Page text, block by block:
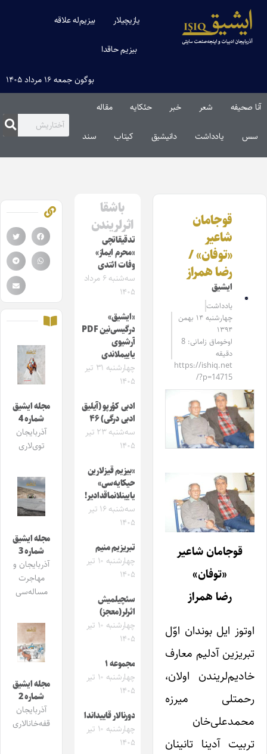
یازیچیلار بیزیم‌له علاقه
بیزیم حاقدا
بوگون جمعه ۱۶ مرداد ۱۴۰۵
آنا صحیفه شعر خبر حئکایه مقاله‌
سس یادداشت دانیشیق کیتاب سند
قوجامان
شاعیر
«توفان» /
رضا همراز
ایشیق
یادداشت
چهارشنبه ۱۴ بهمن
۱۳۹۴
اوخوماق زامانی: 8
دقیقه
https://ishiq.net
/?p=14715
قوجامان شاعیر
«توفان»
رضا همراز
اوتوز ایل بوندان اوّل
تبریزین آدلیم معارف
خادیم‌لریندن اولان،
رحمتلی میرزه
محمدعلی‌خان
تربیت آدینا تانینان
باشقا
اثرلریندن
تدقیقاتچی
«محرم ایماز»
وفات ائتدی
سه‌شنبه ۶ مرداد
۱۴۰۵
«ایشیق»
درگیسی‌نین PDF
آرشیوی
یاییملاندی
چهارشنبه ۳۱ تیر
۱۴۰۵
ادبی کؤرپو (آیلیق
ادبی درگی) ۴۶
سه‌شنبه ۲۳ تیر
۱۴۰۵
«بیزیم قیزلارین
حیکایه‌سی»
یایینلانماقدادیر!
سه‌شنبه ۱۶ تیر
۱۴۰۵
تبریزیم منیم
چهارشنبه ۱۰ تیر
۱۴۰۵
سئچیلمیش
اثرلر(معجز)
چهارشنبه ۱۰ تیر
۱۴۰۵
مجموعه ۱
چهارشنبه ۱۰ تیر
۱۴۰۵
دورنالار قاییداندا
چهارشنبه ۱۰ تیر
۱۴۰۵
مجله ایشیق
شماره 4
آذربایجان
توی‌لاری
مجله ایشیق
شماره 3
آذربایجان و
مهاجرت
مساله‌سی
مجله ایشیق
شماره 2
آذربایجان
قفه‌خانالاری